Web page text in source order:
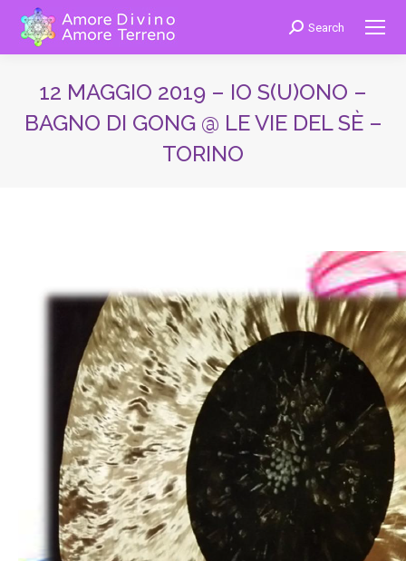
Cerca:Search
12 MAGGIO 2019 – IO S(U)ONO –
BAGNO DI GONG @ LE VIE DEL SÈ –
TORINO